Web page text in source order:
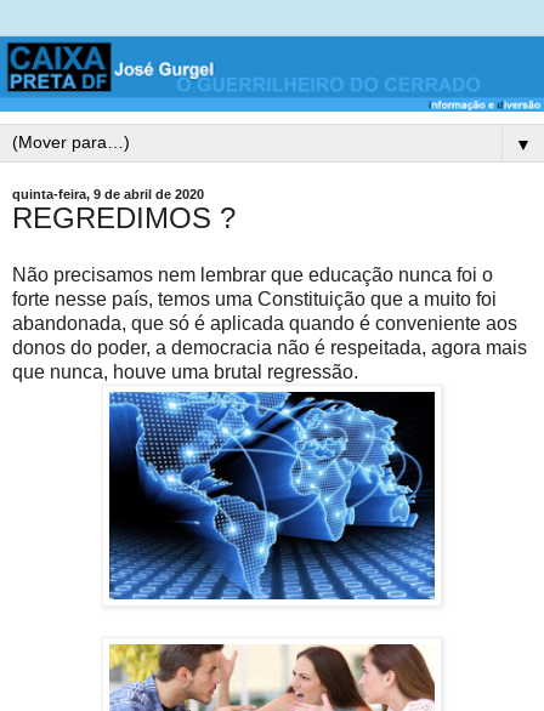
▼
quinta-feira, 9 de abril de 2020
REGREDIMOS ?
Não precisamos nem lembrar que educação nunca foi o
forte nesse país, temos uma Constituição que a muito foi
abandonada, que só é aplicada quando é conveniente aos
donos do poder, a democracia não é respeitada, agora mais
que nunca, houve uma brutal regressão.